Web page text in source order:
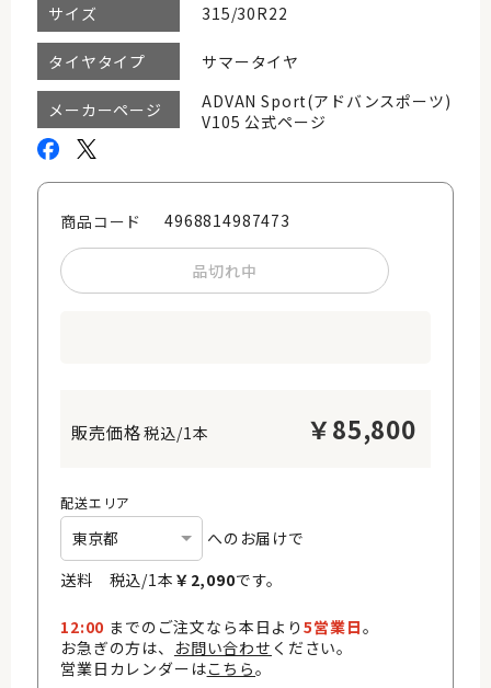
サイズ
315/30R22
タイヤタイプ サマータイヤ
メーカーページ
ADVAN Sport(アドバンスポーツ)
V105 公式ページ
商品コード 4968814987473
品切れ中
税込/1本 ￥85,800
配送エリア
へのお届けで
送料 税込/1本 ￥ 2,090です。
12:00 までのご注文なら本日より5営業日。
お急ぎの方は、 お問い合わせ ください。
営業日カレンダーはこちら。